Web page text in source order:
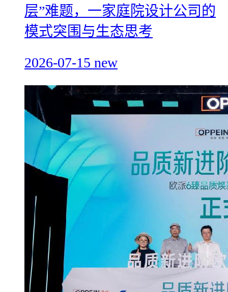
层”难题，一家庭院设计公司的
模式突围与生态思考
2026-07-15 new